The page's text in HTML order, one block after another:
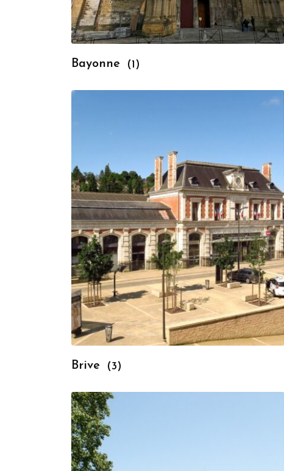
Bayonne (1)
Brive (3)